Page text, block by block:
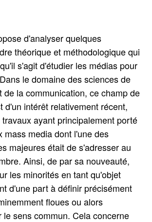
d'analyser quelques
théorique et méthodologique qui
s'agit d'étudier les médias pour
le domaine des sciences de
de la communication, ce champ de
d'un intérêt relativement récent,
ayant principalement porté
mass media dont l'une des
majeures était de s'adresser au
Ainsi, de par sa nouveauté,
les minorités en tant qu'objet
d'une part à définir précisément
floues ou alors
le sens commun. Cela concerne